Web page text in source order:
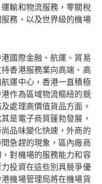
輸和物流服務，零關稅
務，以及世界級的機場
國際金融、航運、貿易
香港服務業向高端、高
運中心，香港一直積極
作為區域物流樞紐的競
處理高價值貨品方面。
是電子商貿蓬勃發展，
品味變化快速，外商的
急趕的現象，區內廠商
對機場的服務能力和容
投資在這些別具競爭優
機場管理局將在機場貨